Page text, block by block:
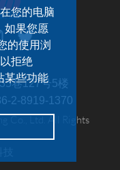
您的电脑
如果您愿
的使用浏
拒绝
某些功能
巷127号5楼
2-8919-1370
Co., Ltd. All Rights